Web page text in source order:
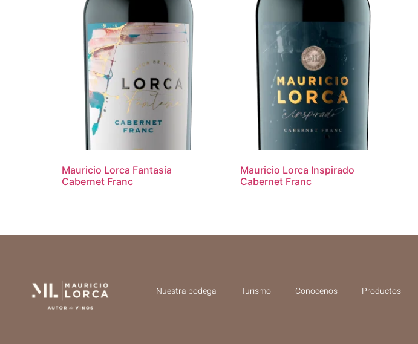
Mauricio Lorca Fantasía
Cabernet Franc
Mauricio Lorca Inspirado
Cabernet Franc
Nuestra bodega Turismo Conocenos Productos